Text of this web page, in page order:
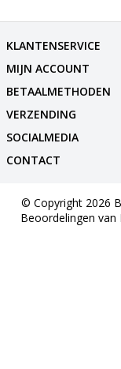
KLANTENSERVICE
MIJN ACCOUNT
BETAALMETHODEN
VERZENDING
SOCIALMEDIA
CONTACT
© Copyright 2026
Beoordelingen van